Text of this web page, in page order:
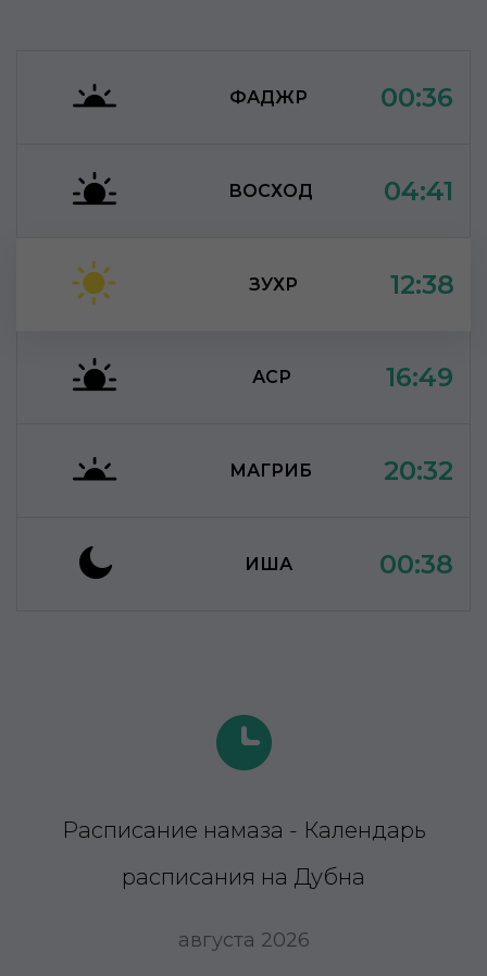
ФАДЖР 00:36
ВОСХОД 04:41
ЗУХР 12:38
АСР 16:49
МАГРИБ 20:32
ИША 00:38
Расписание намаза - Календарь
расписания на Дубна
августа 2026